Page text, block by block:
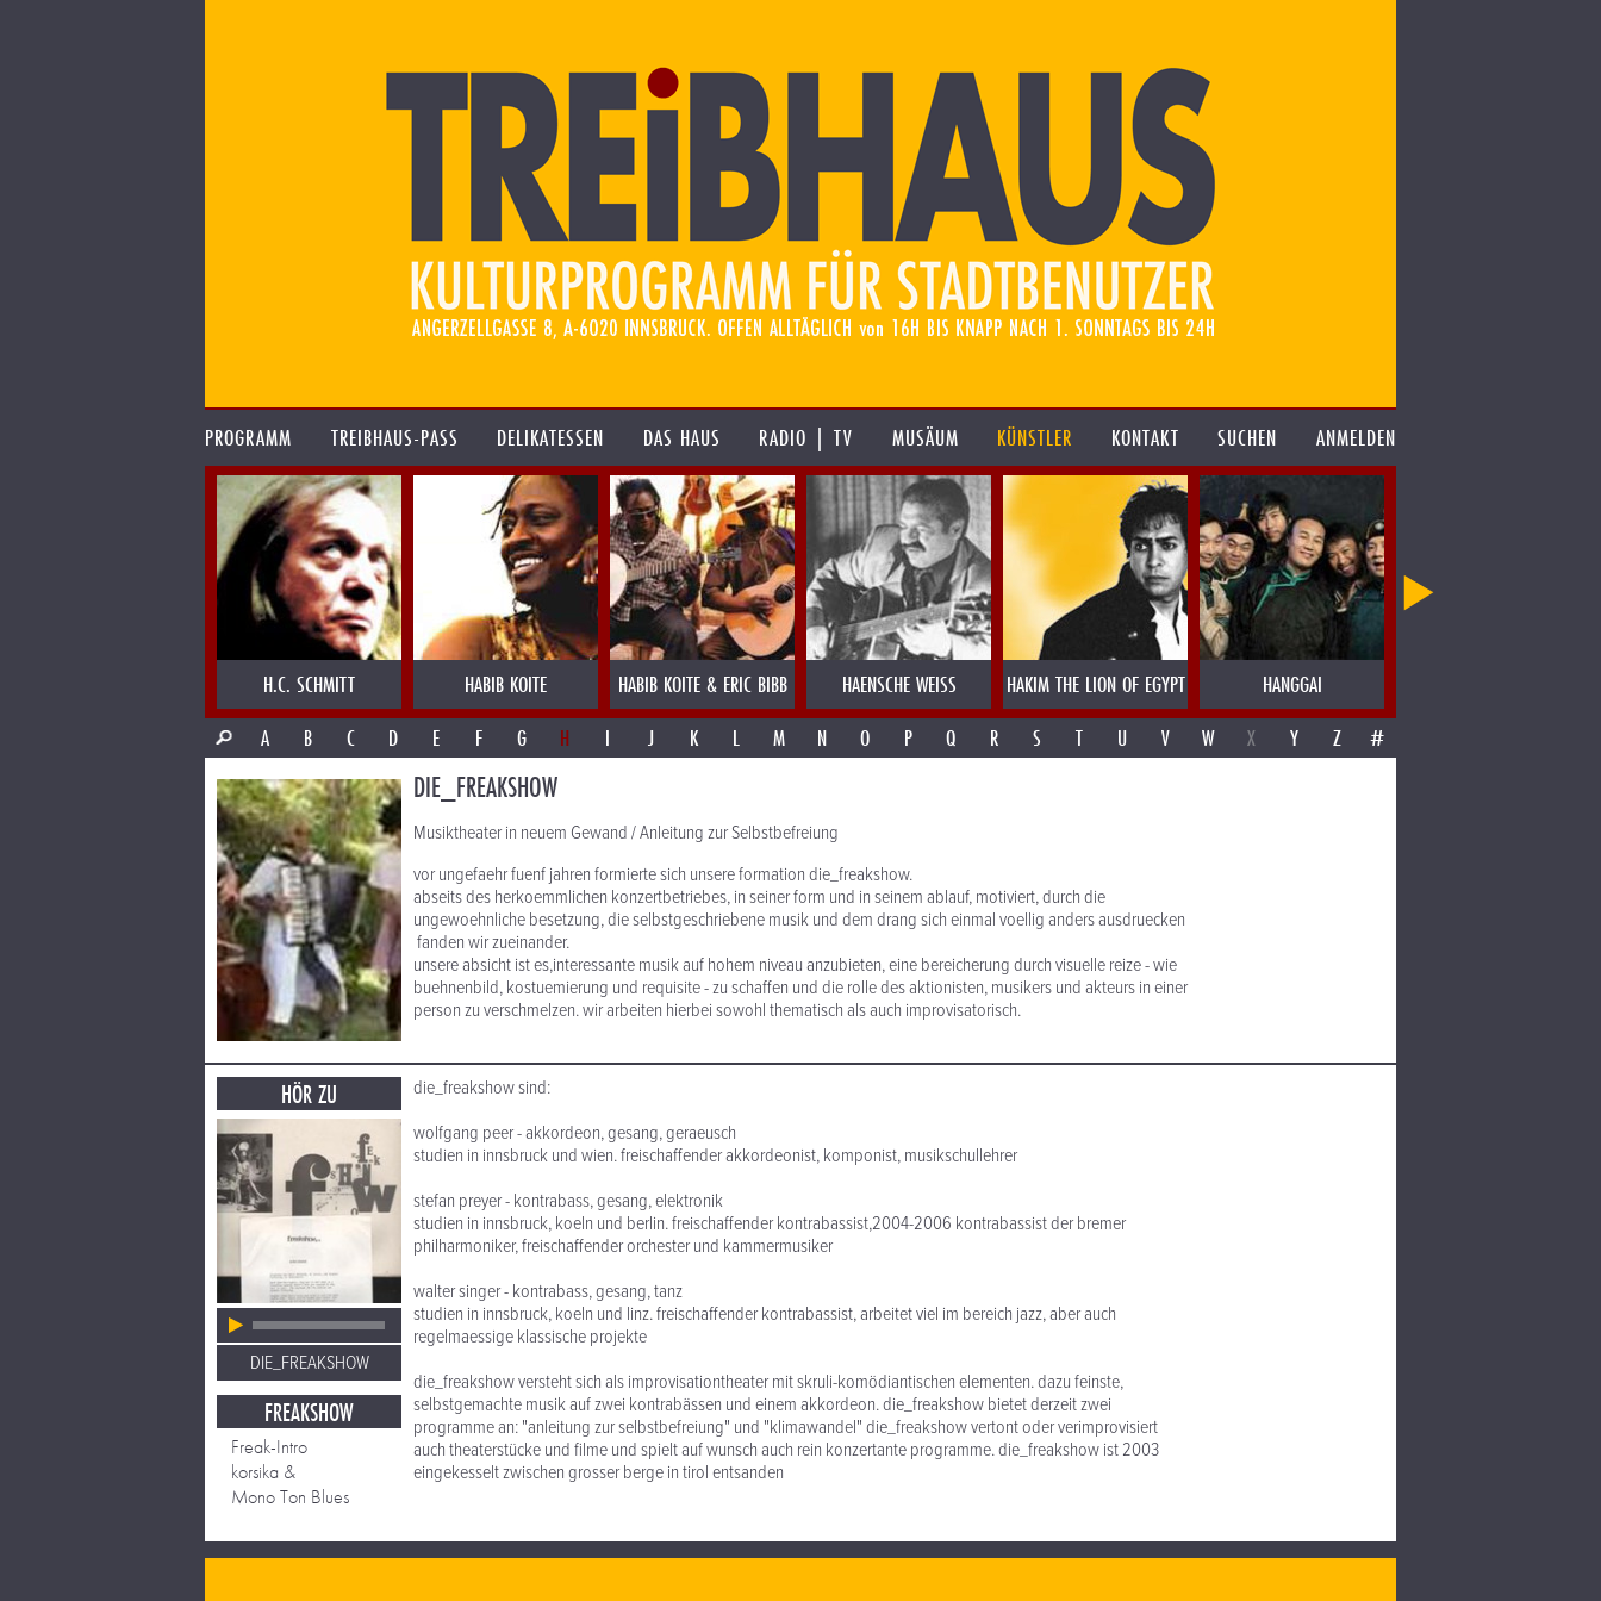
PROGRAMM TREIBHAUS-PASS DELIKATESSEN DAS HAUS RADIO | TV MUSÄUM KÜNSTLER KONTAKT SUCHEN ANMELDEN
H.C. SCHMITT HABIB KOITE HABIB KOITE & ERIC BIBB HAENSCHE WEISS HAKIM THE LION OF EGYPT HANGGAI
A
B C D E F G H I J K L M N O P Q R S T U V W X Y Z #
DIE_FREAKSHOW
Musiktheater in neuem Gewand / Anleitung zur Selbstbefreiung
vor ungefaehr fuenf jahren formierte sich unsere formation die_freakshow.
abseits des herkoemmlichen konzertbetriebes, in seiner form und in seinem ablauf, motiviert, durch die
ungewoehnliche besetzung, die selbstgeschriebene musik und dem drang sich einmal voellig anders ausdruecken
fanden wir zueinander.
unsere absicht ist es,interessante musik auf hohem niveau anzubieten, eine bereicherung durch visuelle reize - wie
buehnenbild, kostuemierung und requisite - zu schaffen und die rolle des aktionisten, musikers und akteurs in einer
person zu verschmelzen. wir arbeiten hierbei sowohl thematisch als auch improvisatorisch.
HÖR ZU
DIE_FREAKSHOW
FREAKSHOW
Freak-Intro
korsika &
Mono Ton Blues
die_freakshow sind:
wolfgang peer - akkordeon, gesang, geraeusch
studien in innsbruck und wien. freischaffender akkordeonist, komponist, musikschullehrer
stefan preyer - kontrabass, gesang, elektronik
studien in innsbruck, koeln und berlin. freischaffender kontrabassist,2004-2006 kontrabassist der bremer
philharmoniker, freischaffender orchester und kammermusiker
walter singer - kontrabass, gesang, tanz
studien in innsbruck, koeln und linz. freischaffender kontrabassist, arbeitet viel im bereich jazz, aber auch
regelmaessige klassische projekte
die_freakshow versteht sich als improvisationtheater mit skruli-komödiantischen elementen. dazu feinste,
selbstgemachte musik auf zwei kontrabässen und einem akkordeon. die_freakshow bietet derzeit zwei
programme an: "anleitung zur selbstbefreiung" und "klimawandel" die_freakshow vertont oder verimprovisiert
auch theaterstücke und filme und spielt auf wunsch auch rein konzertante programme. die_freakshow ist 2003
eingekesselt zwischen grosser berge in tirol entsanden